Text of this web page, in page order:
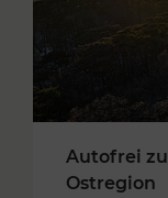
Autofrei
Ostregion